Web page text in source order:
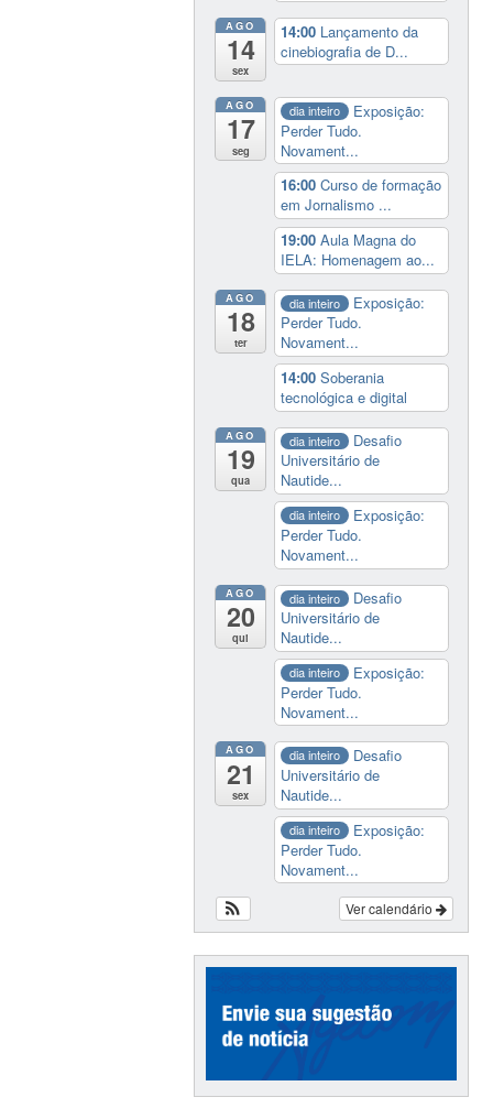
AGO
14
sex
14:00 Lançamento da
cinebiografia de D...
AGO
17
seg
dia inteiro
Exposição:
Perder Tudo.
Novament...
16:00Curso de formação
em Jornalismo ...
19:00Aula Magna do
IELA: Homenagem ao...
AGO
18
ter
dia inteiro
Exposição:
Perder Tudo.
Novament...
14:00Soberania
tecnológica e digital
AGO
19
qua
dia inteiro
Desafio
Universitário de
Nautide...
dia inteiro
Exposição:
Perder Tudo.
Novament...
AGO
20
qui
dia inteiro
Desafio
Universitário de
Nautide...
dia inteiro
Exposição:
Perder Tudo.
Novament...
AGO
21
sex
dia inteiro
Desafio
Universitário de
Nautide...
dia inteiro
Exposição:
Perder Tudo.
Novament...
Ver calendário